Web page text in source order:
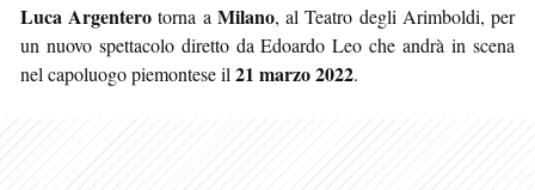
Luca Argenterotorna a Milano, al Teatro degli Arimboldi, per
un nuovo spettacolo diretto da Edoardo Leo che andrà in scena
nel capoluogo piemontese il 21 marzo 2022.